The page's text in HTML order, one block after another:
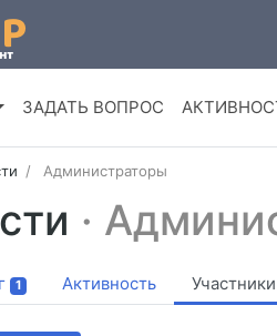
ЗАДАТЬ ВОПРОС
Администраторы
·
1 Активность Участники